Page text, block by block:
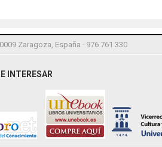
Zaragoza, España · 976 761 330
INTERESAR